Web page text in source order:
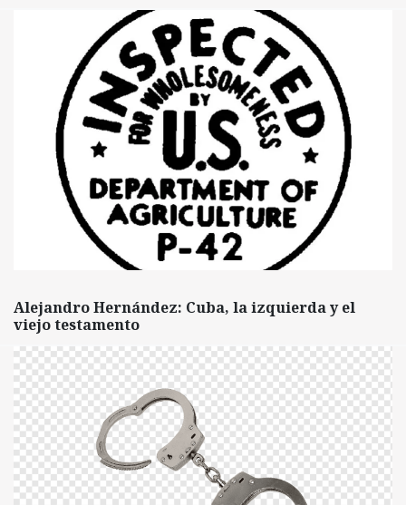
Alejandro Hernández: Cuba, la izquierda y el
viejo testamento